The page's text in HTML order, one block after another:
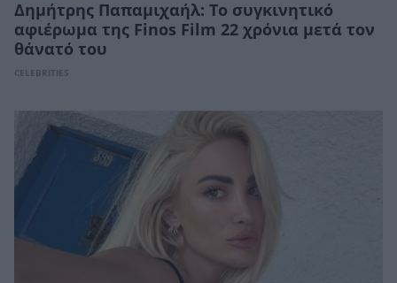
Δημήτρης Παπαμιχαήλ: Το συγκινητικό
αφιέρωμα της Finos Film 22 χρόνια μετά τον
θάνατό του
CELEBRITIES